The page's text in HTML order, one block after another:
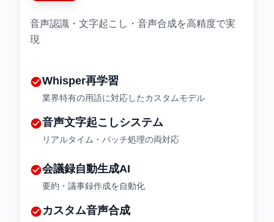
音声認識・文字起こし・音声合成を高精度で実
現
check_circleWhisper再学習
業界特有の用語に対応したカスタムモデル
check_circle音声文字起こしシステム
リアルタイム・バッチ処理の両対応
check_circle会議録自動生成AI
要約・議事録作成を自動化
check_circleカスタム音声合成